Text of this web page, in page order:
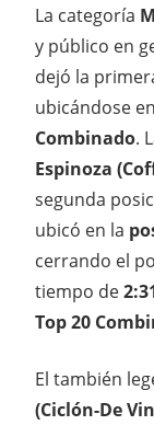
La categoría
y público en
dejó la
ubicándose
Combinado.
Espinoza
segunda
ubicó en la
cerrando el
tiempo de
Top 20
El también
(Ciclón-De